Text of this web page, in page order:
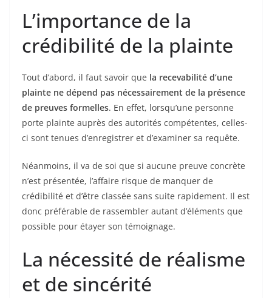
L’importance de la
crédibilité de la plainte
Tout d’abord, il faut savoir que la recevabilité d’une
plainte ne dépend pas nécessairement de la présence
de preuves formelles. En effet, lorsqu’une personne
porte plainte auprès des autorités compétentes, celles-
ci sont tenues d’enregistrer et d’examiner sa requête.
Néanmoins, il va de soi que si aucune preuve concrète
n’est présentée, l’affaire risque de manquer de
crédibilité et d’être classée sans suite rapidement. Il est
donc préférable de rassembler autant d’éléments que
possible pour étayer son témoignage.
La nécessité de réalisme
et de sincérité